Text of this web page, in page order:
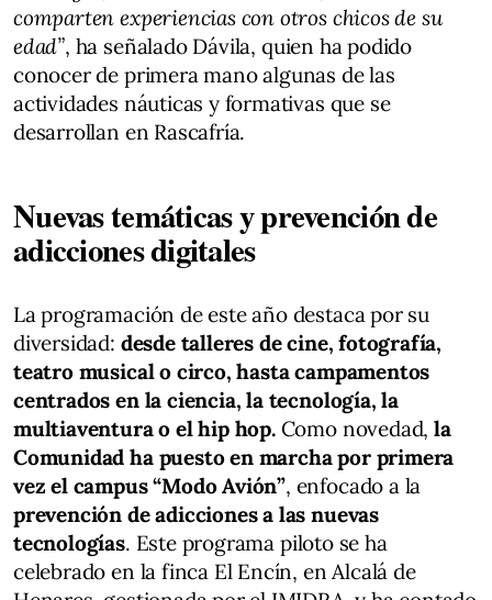
comparten experiencias con otros chicos de su
edad”, ha señalado Dávila, quien ha podido
conocer de primera mano algunas de las
actividades náuticas y formativas que se
desarrollan en Rascafría.
Nuevas temáticas y prevención de
adicciones digitales
La programación de este año destaca por su
diversidad: desde talleres de cine, fotografía,
teatro musical o circo, hasta campamentos
centrados en la ciencia, la tecnología, la
multiaventura o el hip hop.Como novedad,la
Comunidad ha puesto en marcha por primera
vez el campus “Modo Avión”, enfocado a la
prevención de adicciones a las nuevas
tecnologías. Este programa piloto se ha
celebrado en la finca El Encín, en Alcalá de